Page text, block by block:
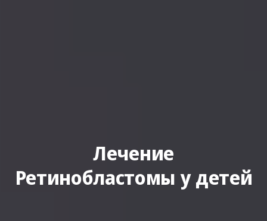
Лечение
Ретинобластомы у детей